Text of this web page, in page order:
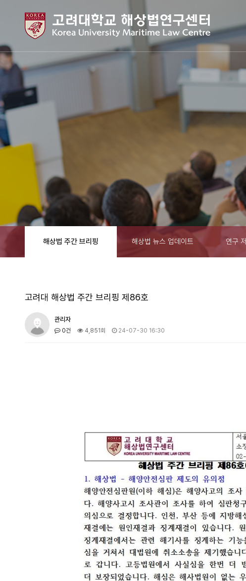
해상법 주간 브리핑 해상법 뉴스 업데이트 연구
고려대 해상법 주간 브리핑 제86호
관리자
0건 4,851회 24-07-30 16:30